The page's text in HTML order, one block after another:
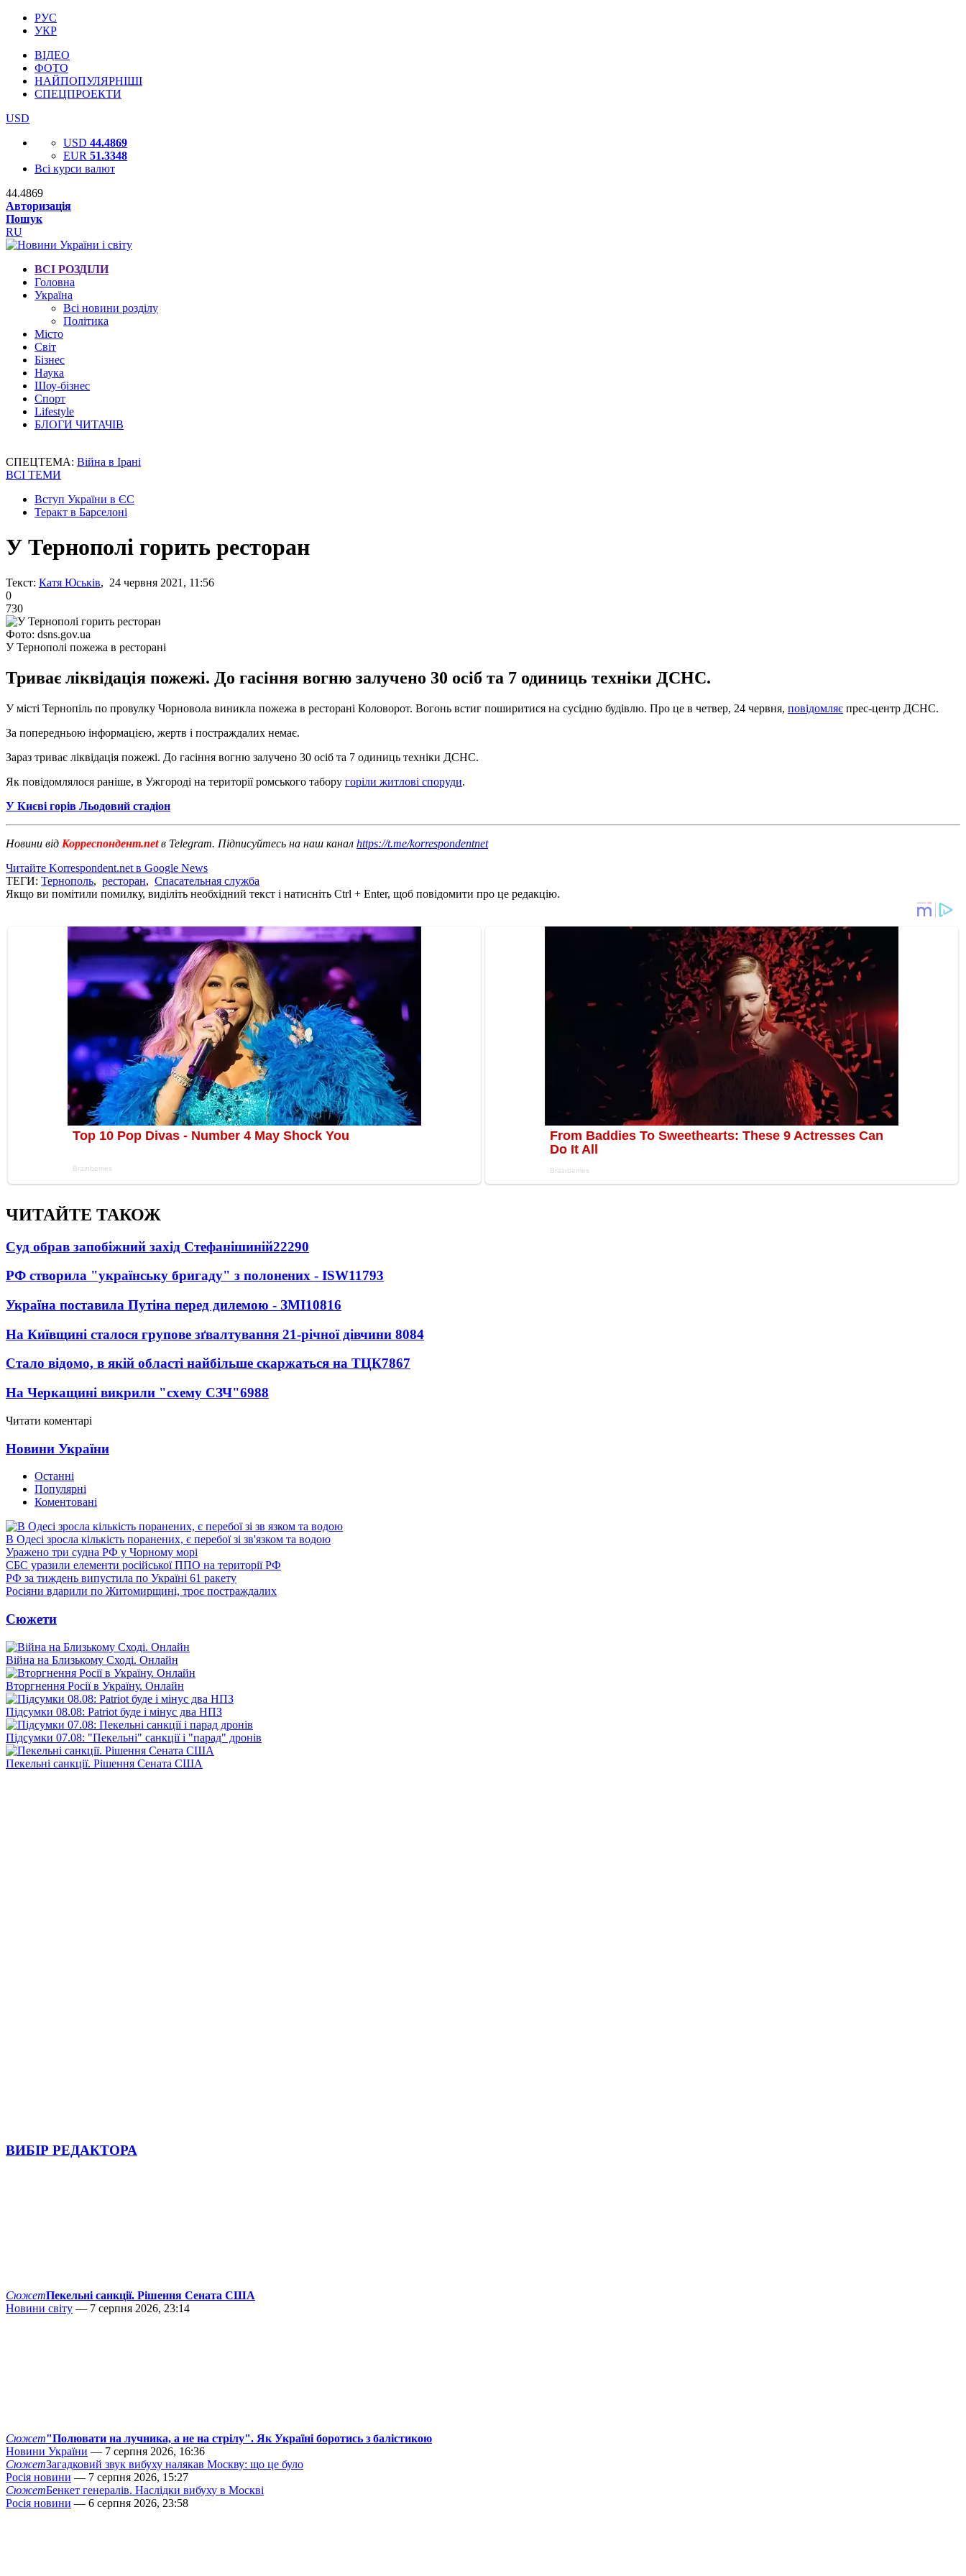
РУС
УКР
ВІДЕО
ФОТО
НАЙПОПУЛЯРНІШІ
СПЕЦПРОЕКТИ
USD
USD 44.4869
EUR 51.3348
Всі курси валют
44.4869
Авторизація
Пошук
RU
ВСІ РОЗДІЛИ
Головна
Україна
Всі новини розділу
Політика
Місто
Світ
Бізнес
Наука
Шоу-бізнес
Спорт
Lifestyle
БЛОГИ ЧИТАЧІВ
СПЕЦТЕМА: Війна в Ірані
ВСІ ТЕМИ
Вступ України в ЄС
Теракт в Барселоні
У Тернополі горить ресторан
Текст: Катя Юськів, 24 червня 2021, 11:56
0
730
Фото: dsns.gov.ua
У Тернополі пожежа в ресторані
Триває ліквідація пожежі. До гасіння вогню залучено 30 осіб та 7 одиниць техніки ДСНС.
У місті Тернопіль по провулку Чорновола виникла пожежа в ресторані Коловорот. Вогонь встиг поширитися на сусідню будівлю. Про це в четвер, 24 червня, повідомляє прес-центр ДСНС.
За попередньою інформацією, жертв і постраждалих немає.
Зараз триває ліквідація пожежі. До гасіння вогню залучено 30 осіб та 7 одиниць техніки ДСНС.
Як повідомлялося раніше, в Ужгороді на території ромського табору горіли житлові споруди.
У Києві горів Льодовий стадіон
Новини від Корреспондент.netв Telegram. Підписуйтесь на наш канал https://t.me/korrespondentnet
Читайте Korrespondent.net в Google News
ТЕГИ: Тернополь, ресторан, Спасательная служба
Якщо ви помітили помилку, виділіть необхідний текст і натисніть Ctrl + Enter, щоб повідомити про це редакцію.
ЧИТАЙТЕ ТАКОЖ
Суд обрав запобіжний захід Стефанішиній22290
РФ створила "українську бригаду" з полонених - ISW11793
Україна поставила Путіна перед дилемою - ЗМІ10816
На Київщині сталося групове зґвалтування 21-річної дівчини 8084
Стало відомо, в якій області найбільше скаржаться на ТЦК7867
На Черкащині викрили "схему СЗЧ"6988
Читати коментарі
Новини України
Останні
Популярні
Коментовані
В Одесі зросла кількість поранених, є перебої зі зв'язком та водою
Уражено три судна РФ у Чорному морі
СБС уразили елементи російської ППО на території РФ
РФ за тиждень випустила по Україні 61 ракету
Росіяни вдарили по Житомирщині, троє постраждалих
Сюжети
Війна на Близькому Сході. Онлайн
Вторгнення Росії в Україну. Онлайн
Підсумки 08.08: Patriot буде і мінус два НПЗ
Підсумки 07.08: "Пекельні" санкції і "парад" дронів
Пекельні санкції. Рішення Сената США
ВИБІР РЕДАКТОРА
СюжетПекельні санкції. Рішення Сената США
Новини світу — 7 серпня 2026, 23:14
Сюжет"Полювати на лучника, а не на стрілу". Як Україні боротись з балістикою
Новини України — 7 серпня 2026, 16:36
СюжетЗагадковий звук вибуху налякав Москву: що це було
Росія новини — 7 серпня 2026, 15:27
СюжетБенкет генералів. Наслідки вибуху в Москві
Росія новини — 6 серпня 2026, 23:58